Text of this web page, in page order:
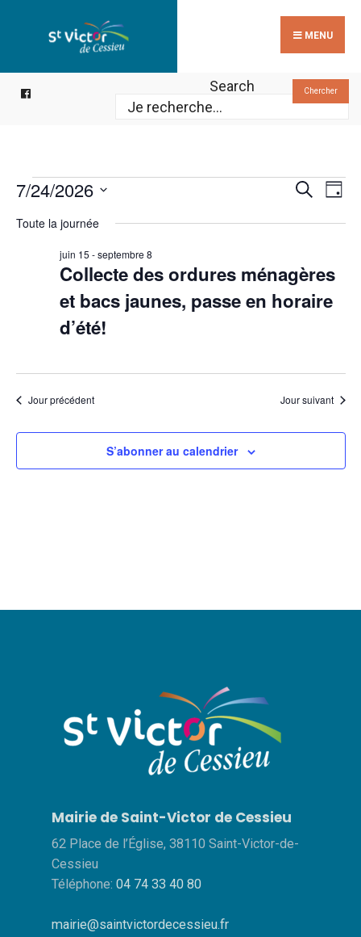
MENU
Search Chercher
Évènements
24
juillet
et
de
vues
Recherche
Jour
7/24/2026
une
Toute la journée
Collecte des ordures ménagères
et bacs jaunes, passe en horaire
d’été!
juin 15 -septembre 8
Jour précédent Jour suivant
S’abonner au calendrier
Mairie de Saint-Victor de Cessieu
62 Place de l’Église, 38110 Saint-Victor-de-
Cessieu
Téléphone: 04 74 33 40 80
mairie@saintvictordecessieu.fr
for: